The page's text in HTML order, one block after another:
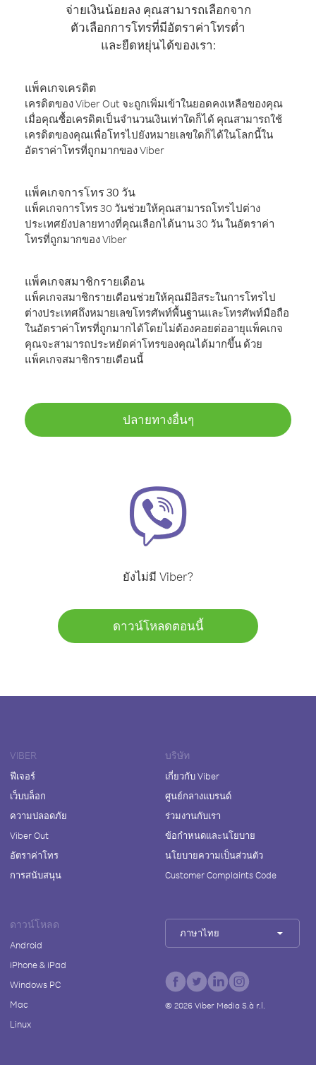
จ่ายเงินน้อยลง คุณสามารถเลือกจาก
ตัวเลือกการโทรที่มีอัตราค่าโทรต่ำ
และยืดหยุ่นได้ของเรา:
แพ็คเกจเครดิต
เครดิตของ Viber Out จะถูกเพิ่มเข้าในยอดคงเหลือของคุณ
เมื่อคุณซื้อเครดิตเป็นจำนวนเงินเท่าใดก็ได้ คุณสามารถใช้
เครดิตของคุณเพื่อโทรไปยังหมายเลขใดก็ได้ในโลกนี้ใน
อัตราค่าโทรที่ถูกมากของ Viber
แพ็คเกจการโทร 30 วัน
แพ็คเกจการโทร 30 วันช่วยให้คุณสามารถโทรไปต่าง
ประเทศยังปลายทางที่คุณเลือกได้นาน 30 วัน ในอัตราค่า
โทรที่ถูกมากของ Viber
แพ็คเกจสมาชิกรายเดือน
แพ็คเกจสมาชิกรายเดือนช่วยให้คุณมีอิสระในการโทรไป
ต่างประเทศถึงหมายเลขโทรศัพท์พื้นฐานและโทรศัพท์มือถือ
ในอัตราค่าโทรที่ถูกมากได้โดยไม่ต้องคอยต่ออายุแพ็คเกจ
คุณจะสามารถประหยัดค่าโทรของคุณได้มากขึ้น ด้วย
แพ็คเกจสมาชิกรายเดือนนี้
ปลายทางอื่นๆ
ยังไม่มี Viber?
ดาวน์โหลดตอนนี้
VIBER
ฟีเจอร์
เว็บบล็อก
ความปลอดภัย
Viber Out
อัตราค่าโทร
การสนับสนุน
บริษัท
เกี่ยวกับ Viber
ศูนย์กลางแบรนด์
ร่วมงานกับเรา
ข้อกำหนดและนโยบาย
นโยบายความเป็นส่วนตัว
Customer Complaints Code
ดาวน์โหลด
Android
iPhone & iPad
Windows PC
Mac
Linux
ภาษาไทย
© 2026Viber Media S.à r.l.